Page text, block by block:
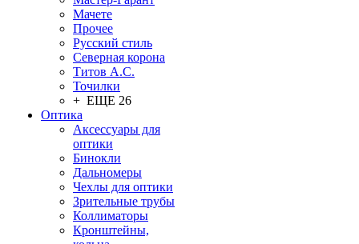
Мачете
Прочее
Русский стиль
Северная корона
Титов А.С.
Точилки
+ ЕЩЕ 26
Оптика
Аксессуары для
оптики
Бинокли
Дальномеры
Чехлы для оптики
Зрительные трубы
Коллиматоры
Кронштейны,